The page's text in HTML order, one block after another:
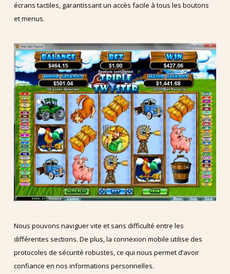
écrans tactiles, garantissant un accès facile à tous les boutons
et menus.
Nous pouvons naviguer vite et sans difficulté entre les
différentes sections. De plus, la connexion mobile utilise des
protocoles de sécurité robustes, ce qui nous permet d’avoir
confiance en nos informations personnelles.